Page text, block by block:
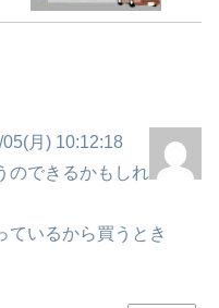
月) 10:12:18
のできるかもしれ
ているから買うとき